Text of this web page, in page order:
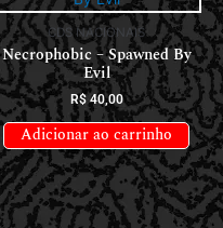
CDS NACIONAIS
Necrophobic – Spawned By
Evil
R$40,00
Adicionar ao carrinho